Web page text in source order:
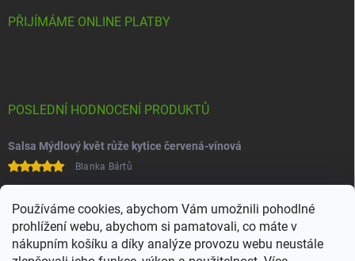
Používáme cookies, abychom Vám umožnili pohodlné
prohlížení webu, abychom si pamatovali, co máte v
nákupním košíku a díky analýze provozu webu neustále
PŘIJÍMÁME ONLINE PLATBY
POSLEDNÍ HODNOCENÍ PRODUKTŮ
Salsa Mýdlový květ růže kytice červená-vínová
Blanka Bártů